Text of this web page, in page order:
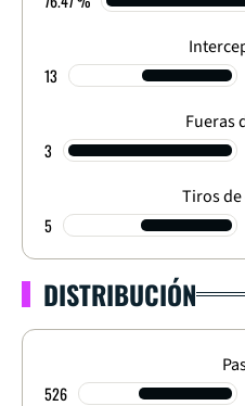
13
Fueras
3
Tiros
5
DISTRIBUCIÓN
526